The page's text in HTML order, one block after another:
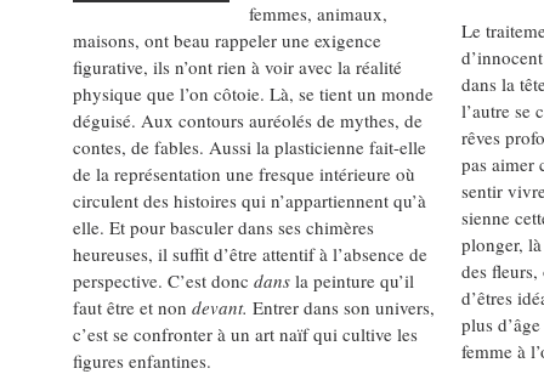
femmes, animaux,
maisons, ont beau rappeler une exigence
figurative, ils n’ont rien à voir avec la réalité
physique que l’on côtoie. Là, se tient un monde
déguisé. Aux contours auréolés de mythes, de
contes, de fables. Aussi la plasticienne fait-elle
de la représentation une fresque intérieure où
circulent des histoires qui n’appartiennent qu’à
elle. Et pour basculer dans ses chimères
heureuses, il suffit d’être attentif à l’absence de
perspective. C’est donc dans la peinture qu’il
faut être et non devant. Entrer dans son univers,
c’est se confronter à un art naïf qui cultive les
figures enfantines.
Le
dans la
l’autre se
rêves
pas aimer
sentir
sienne
plonger,
des fleurs,
d’êtres
plus
femme à